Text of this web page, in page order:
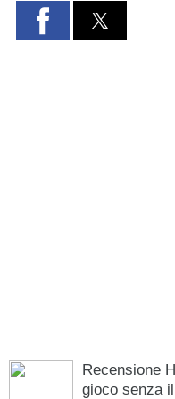
Recensione
gioco senza